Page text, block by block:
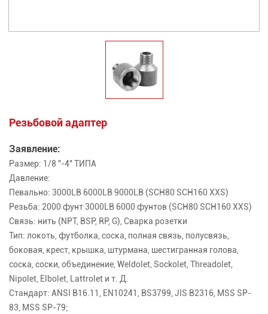
Резьбовой адаптер
Заявление:
Размер: 1/8 "-4" ТИПА
Давление:
Певально: 3000LB 6000LB 9000LB (SCH80 SCH160 XXS)
Резьба: 2000 фунт 3000LB 6000 фунтов (SCH80 SCH160 XXS)
Связь: нить (NPT, BSP, RP, G), Сварка розетки
Тип: локоть, футболка, соска, полная связь, полусвязь,
боковая, крест, крышка, штурмана, шестигранная голова,
соска, соски, объединение, Weldolet, Sockolet, Threadolet,
Nipolet, Elbolet, Lattrolet и т. Д.
Стандарт: ANSI B16.11, EN10241, BS3799, JIS B2316, MSS SP-
83, MSS SP-79;